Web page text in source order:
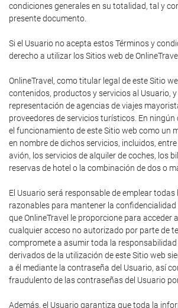
condiciones generales en su totalidad, tal y
presente documento.
Si el Usuario no acepta estos Términos y
derecho a utilizar los Sitios web de OnlineTravel
OnlineTravel, como titular legal de este Sitio
contenidos, productos y servicios al Usuario,
representación de agencias de viajes
proveedores de servicios turísticos. En
el funcionamiento de este Sitio web como un
en nombre de dichos servicios, incluidos,
avión, los servicios de alquiler de coches, los
reservas de hotel o la combinación de dos o
El Usuario será responsable de emplear
razonables para mantener la
que OnlineTravel le proporcione para acceder
cualquier acceso no autorizado por parte de
compromete a asumir toda la
derivados de la utilización de este Sitio web
a él mediante la contraseña del Usuario, así
fraudulento de las contraseñas del Usuario
Además, el Usuario garantiza que toda la